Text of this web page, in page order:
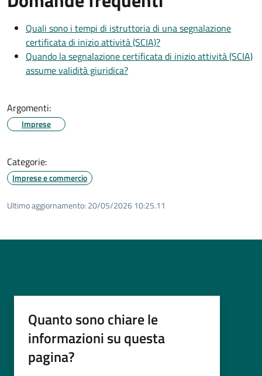
Quali sono i tempi di istruttoria di una segnalazione
certificata di inizio attività (SCIA)?
Quando la segnalazione certificata di inizio attività (SCIA)
assume validità giuridica?
Argomenti:
Imprese
Categorie:
Imprese e commercio
Ultimo aggiornamento: 20/05/2026 10:25.11
Quanto sono chiare le
informazioni su questa
pagina?